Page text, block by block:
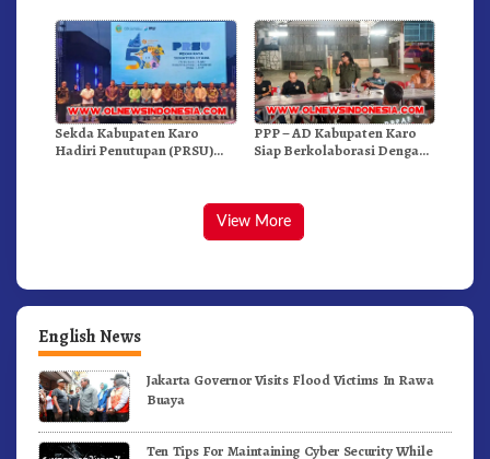
Sekda Kabupaten Karo
Hadiri Penutupan (PRSU)
PPP – AD Kabupaten Karo
Siap Berkolaborasi Dengan
View More
English News
Jakarta Governor Visits Flood Victims In Rawa
Buaya
Ten Tips For Maintaining Cyber Security While